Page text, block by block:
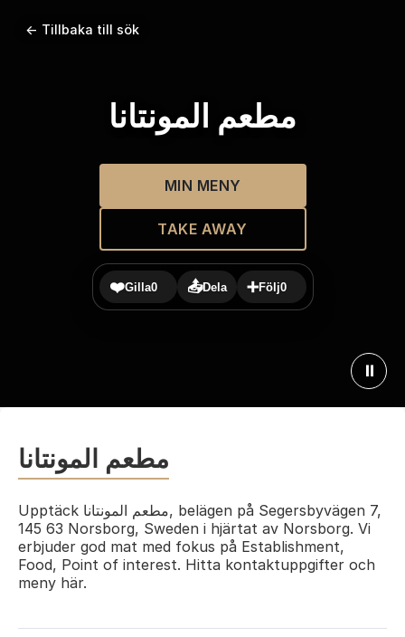
← Tillbaka till sök
مطعم المونتانا
MIN MENY
TAKE AWAY
❤️Gilla0 📤Dela ➕Följ0
⏸
مطعم المونتانا
Upptäck مطعم المونتانا, belägen på Segersbyvägen 7,
145 63 Norsborg, Sweden i hjärtat av Norsborg. Vi
erbjuder god mat med fokus på Establishment,
Food, Point of interest. Hitta kontaktuppgifter och
meny här.